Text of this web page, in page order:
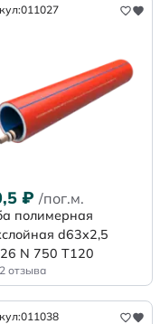
011027
₽ /пог.м.
полимерная
d63x2,5
N 750 Т120
2 отзыва
011038